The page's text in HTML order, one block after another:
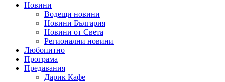
Новини
Водещи новини
Новини България
Новини от Света
Регионални новини
Любопитно
Програма
Предавания
Дарик Кафе